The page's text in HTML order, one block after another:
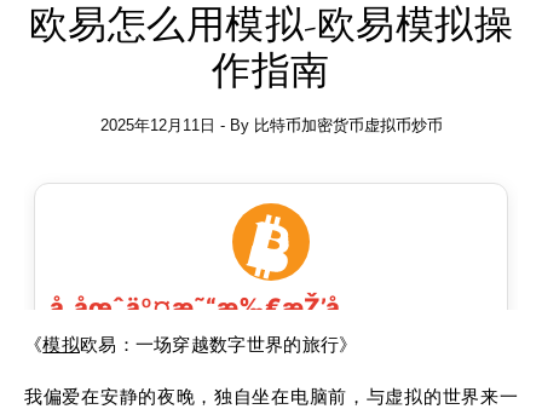
欧易怎么用模拟-欧易模拟操
作指南
2025年12月11日 - By 比特币加密货币虚拟币炒币
《模拟欧易：一场穿越数字世界的旅行》
我偏爱在安静的夜晚，独自坐在电脑前，与虚拟的世界来一